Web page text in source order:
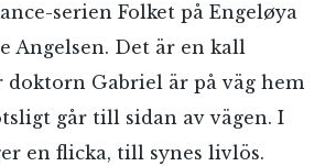
serien Folket på Engeløya
Angelsen. Det är en kall
Gabriel är på väg hem
går till sidan av vägen. I
en flicka, till synes livlös.